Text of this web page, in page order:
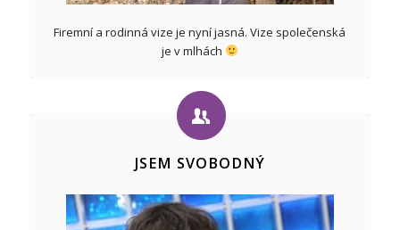
Firemní a rodinná vize je nyní jasná. Vize společenská
je v mlhách
JSEM SVOBODNÝ